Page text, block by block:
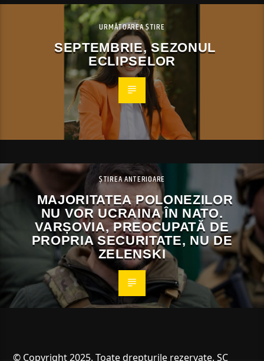
URMĂTOAREA ȘTIRE
SEPTEMBRIE, SEZONUL
ECLIPSELOR
ȘTIREA ANTERIOARE
MAJORITATEA POLONEZILOR
NU VOR UCRAINA ÎN NATO.
VARȘOVIA, PREOCUPATĂ DE
PROPRIA SECURITATE, NU DE
ZELENSKI
© Copyright 2025. Toate drepturile rezervate. SC